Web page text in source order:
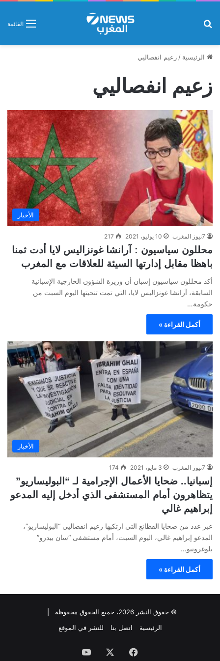
القائمة
الرئيسية / زعيم انفصاليي
زعيم انفصاليي
الأخبار
7نيوز المغرب 10 يوليو، 2021 217
محللون سياسيون : آرانشا غونزاليس لايا أدت ثمنا
باهظا مقابل إدارتها السيئة للعلاقات مع المغرب
أكد محللون سياسيون إسبان أن وزيرة الشؤون الخارجية الإسبانية
السابقة، آرانشا غونزاليس لايا، التي تمت تنحيتها اليوم السبت من
حكومة…
أكمل القراءة »
الأخبار
7نيوز المغرب 3 مايو، 2021 174
إسبانيا.. ضحايا الأعمال الإجرامية لـ “البوليساريو”
يتظاهرون أمام المستشفى الذي أدخل إليه المدعو
إبراهيم غالي
عبر عدد من ضحايا الفظائع التي ارتكبها زعيم انفصاليي “البوليساريو”،
المدعو إبراهيم غالي، اليوم السبت، أمام مستشفى “سان بيدرو”
بلوغرونيو…
أكمل القراءة »
© حقوق النشر 2026، جميع الحقوق محفوظة |
الرئيسية
اتصل بنا للنشر في الموقع
فيسبوك